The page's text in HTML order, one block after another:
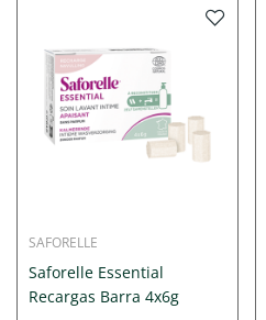
SAFORELLE
Saforelle Essential
Recargas Barra 4x6g